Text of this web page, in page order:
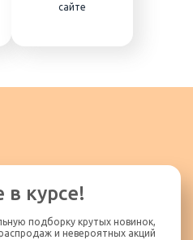
сайте
в курсе!
подборку крутых новинок,
и невероятных акций